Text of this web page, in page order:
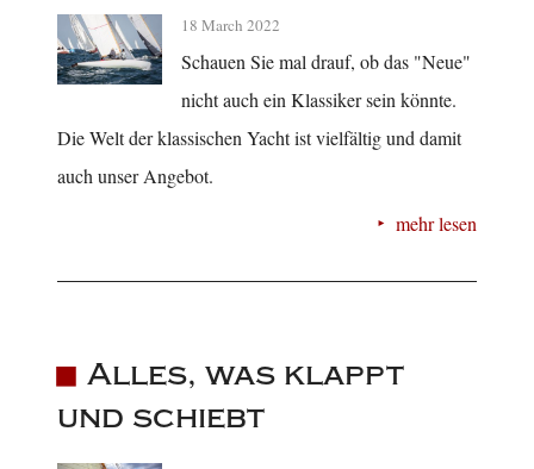
18 March 2022
Schauen Sie mal drauf, ob das "Neue"
nicht auch ein Klassiker sein könnte.
Die Welt der klassischen Yacht ist vielfältig und damit
auch unser Angebot.
mehr lesen
Alles, was klappt
und schiebt